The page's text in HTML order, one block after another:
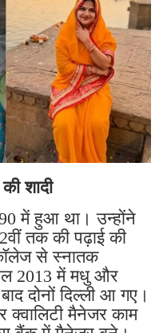
शादी
में हुआ था। उन्होंने
तक की पढ़ाई की
से स्नातक
2013 में मधु और
दोनों दिल्ली आ गए।
क्वालिटी मैनेजर काम